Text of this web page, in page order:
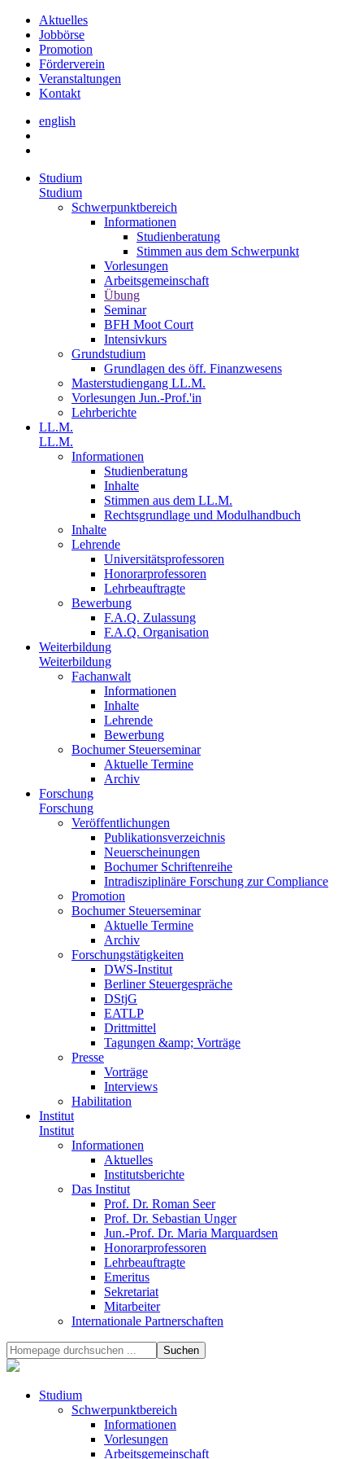
Aktuelles
Jobbörse
Promotion
Förderverein
Veranstaltungen
Kontakt
english
Studium
Studium
Schwerpunktbereich
Informationen
Studienberatung
Stimmen aus dem Schwerpunkt
Vorlesungen
Arbeitsgemeinschaft
Übung
Seminar
BFH Moot Court
Intensivkurs
Grundstudium
Grundlagen des öff. Finanzwesens
Masterstudiengang LL.M.
Vorlesungen Jun.-Prof.'in
Lehrberichte
LL.M.
LL.M.
Informationen
Studienberatung
Inhalte
Stimmen aus dem LL.M.
Rechtsgrundlage und Modulhandbuch
Inhalte
Lehrende
Universitätsprofessoren
Honorarprofessoren
Lehrbeauftragte
Bewerbung
F.A.Q. Zulassung
F.A.Q. Organisation
Weiterbildung
Weiterbildung
Fachanwalt
Informationen
Inhalte
Lehrende
Bewerbung
Bochumer Steuerseminar
Aktuelle Termine
Archiv
Forschung
Forschung
Veröffentlichungen
Publikationsverzeichnis
Neuerscheinungen
Bochumer Schriftenreihe
Intradisziplinäre Forschung zur Compliance
Promotion
Bochumer Steuerseminar
Aktuelle Termine
Archiv
Forschungstätigkeiten
DWS-Institut
Berliner Steuergespräche
DStjG
EATLP
Drittmittel
Tagungen &amp; Vorträge
Presse
Vorträge
Interviews
Habilitation
Institut
Institut
Informationen
Aktuelles
Institutsberichte
Das Institut
Prof. Dr. Roman Seer
Prof. Dr. Sebastian Unger
Jun.-Prof. Dr. Maria Marquardsen
Honorarprofessoren
Lehrbeauftragte
Emeritus
Sekretariat
Mitarbeiter
Internationale Partnerschaften
Studium
Schwerpunktbereich
Informationen
Vorlesungen
Arbeitsgemeinschaft